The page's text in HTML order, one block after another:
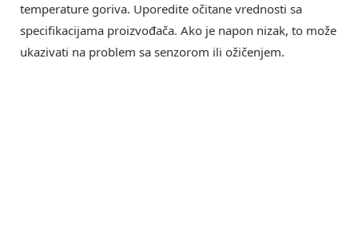
temperature goriva. Uporedite očitane vrednosti sa
specifikacijama proizvođača. Ako je napon nizak, to može
ukazivati na problem sa senzorom ili ožičenjem.